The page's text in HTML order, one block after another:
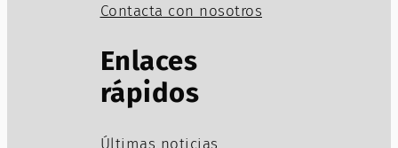
Contacta con nosotros
Enlaces
rápidos
Últimas noticias